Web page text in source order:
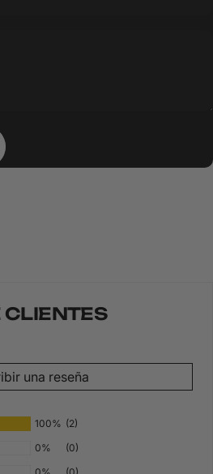
CLIENTES
una reseña
100% (2)
0%
(0)